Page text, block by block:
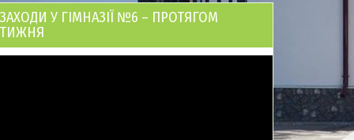
ЗАХОДИ У ГІМНАЗІЇ №6 – ПРОТЯГОМ
ТИЖНЯ